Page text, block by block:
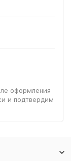
оформления
и подтвердим